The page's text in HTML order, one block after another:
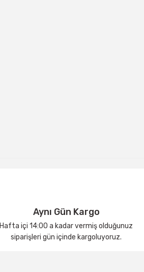
Aynı Gün Kargo
Hafta içi 14:00 a kadar vermiş olduğunuz
siparişleri gün içinde kargoluyoruz.